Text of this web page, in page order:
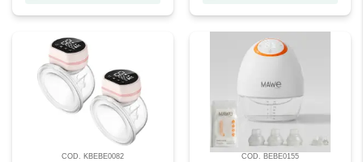
COD. KBEBE0082 COD. BEBE0155